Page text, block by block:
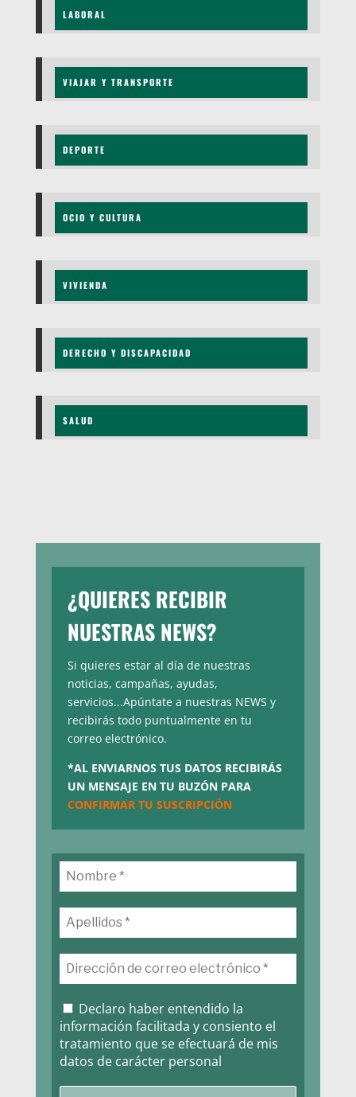
LABORAL
VIAJAR Y TRANSPORTE
DEPORTE
OCIO Y CULTURA
VIVIENDA
DERECHO Y DISCAPACIDAD
SALUD
¿QUIERES RECIBIR
NUESTRAS NEWS?
Si quieres estar al día de nuestras
noticias, campañas, ayudas,
servicios...Apúntate a nuestras NEWS y
recibirás todo puntualmente en tu
correo electrónico.
*AL ENVIARNOS TUS DATOS RECIBIRÁS
UN MENSAJE EN TU BUZÓN PARA
CONFIRMAR TU SUSCRIPCIÓN
Declaro haber entendido la
información facilitada y consiento el
tratamiento que se efectuará de mis
datos de carácter personal